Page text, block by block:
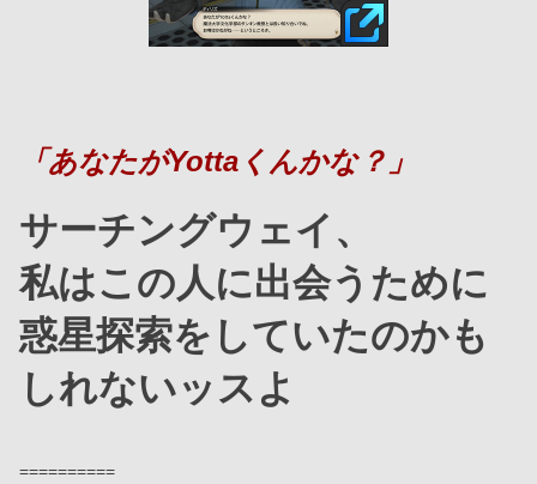
「あなたがYottaくんかな？」
サーチングウェイ、
私はこの人に出会うために
惑星探索をしていたのかも
しれないッスよ
==========